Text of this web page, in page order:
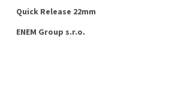
Quick Release 22mm
ENEM Group s.r.o.